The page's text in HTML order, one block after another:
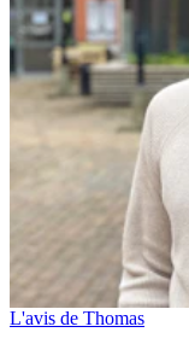
L'avis de Thomas